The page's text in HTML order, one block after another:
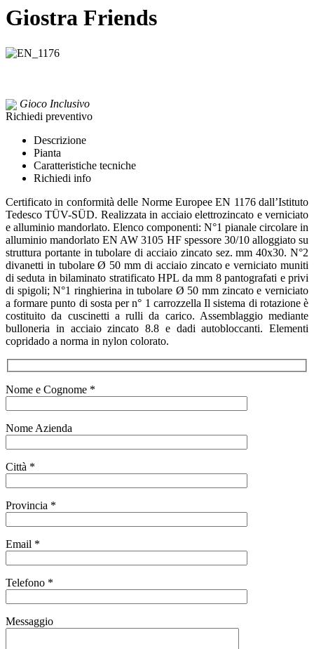
Giostra Friends
Gioco Inclusivo
Richiedi preventivo
Descrizione
Pianta
Caratteristiche tecniche
Richiedi info
Certificato in conformità delle Norme Europee EN 1176 dall’Istituto
Tedesco TÜV-SÜD. Realizzata in acciaio elettrozincato e verniciato
e alluminio mandorlato. Elenco componenti: N°1 pianale circolare in
alluminio mandorlato EN AW 3105 HF spessore 30/10 alloggiato su
struttura portante in tubolare di acciaio zincato sez. mm 40x30. N°2
divanetti in tubolare Ø 50 mm di acciaio zincato e verniciato muniti
di seduta in bilaminato stratificato HPL da mm 8 pantografati e privi
di spigoli; N°1 ringhierina in tubolare Ø 50 mm zincato e verniciato
a formare punto di sosta per n° 1 carrozzella Il sistema di rotazione è
costituito da cuscinetti a rulli da carico. Assemblaggio mediante
bulloneria in acciaio zincato 8.8 e dadi autobloccanti. Elementi
copridado a norma in nylon colorato.
Nome e Cognome *
Nome Azienda
Città *
Provincia *
Email *
Telefono *
Messaggio